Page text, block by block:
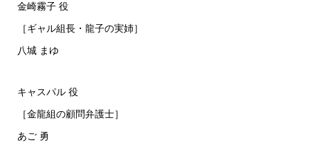
金崎霧子 役
［ギャル組長・龍子の実姉］
八城 まゆ
キャスパル 役
［金龍組の顧問弁護士］
あご 勇